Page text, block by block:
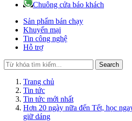
Chuông cửa báo khách
Sản phẩm bán chạy
Khuyến mại
Tin công nghệ
Hỗ trợ
Search
Trang chủ
Tin tức
Tin tức mới nhất
Hơn 20 ngày nữa đến Tết, học
giữ dáng